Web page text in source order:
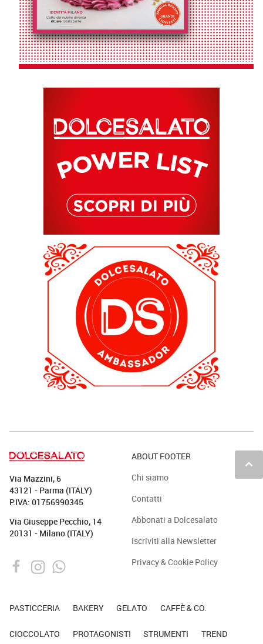
keyboard_arrow_up
Via Mazzini, 6
43121 - Parma (ITALY)
P.IVA: 01756990345
Via Giuseppe Pecchio, 14
20131 - Milano (ITALY)
ABOUT FOOTER
Chi siamo
Contatti
Abbonati a Dolcesalato
Iscriviti alla Newsletter
Privacy & Cookie Policy
PASTICCERIA BAKERY GELATO CAFFÈ & CO.
CIOCCOLATO PROTAGONISTI STRUMENTI TREND